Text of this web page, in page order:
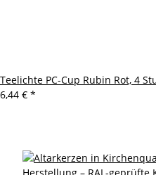
Teelichte PC-Cup Rubin Rot, 4
6,44 € *